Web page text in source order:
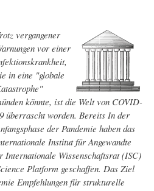
vergangener
vor einer
in eine "globale
könnte, ist die Welt von COVID-
überrascht worden. Bereits In der
der Pandemie haben das
Institut für Angewandte
Internationale Wissenschaftsrat (ISC)
Platform geschaffen. Das Ziel
Empfehlungen für strukturelle